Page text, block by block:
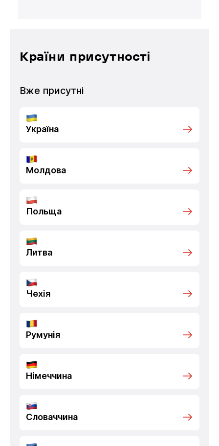
Країни присутності
Вже присутні
Україна
Молдова
Польща
Литва
Чехія
Румунія
Німеччина
Словаччина